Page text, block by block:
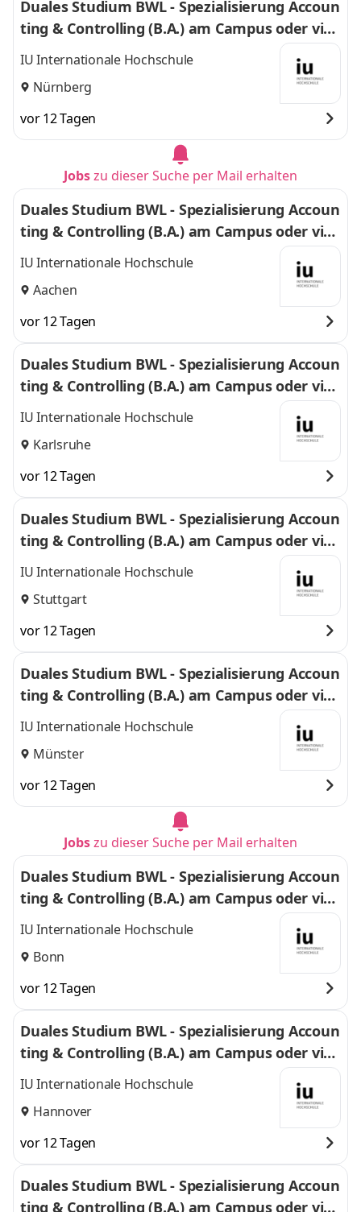
Duales Studium BWL - Spezialisierung Accoun
ting & Controlling (B.A.) am Campus oder virt
uell
IU Internationale Hochschule
Nürnberg
vor 12 Tagen
Jobszu dieser Suche per Mail erhalten
Duales Studium BWL - Spezialisierung Accoun
ting & Controlling (B.A.) am Campus oder virt
uell
IU Internationale Hochschule
Aachen
vor 12 Tagen
Duales Studium BWL - Spezialisierung Accoun
ting & Controlling (B.A.) am Campus oder virt
uell
IU Internationale Hochschule
Karlsruhe
vor 12 Tagen
Duales Studium BWL - Spezialisierung Accoun
ting & Controlling (B.A.) am Campus oder virt
uell
IU Internationale Hochschule
Stuttgart
vor 12 Tagen
Duales Studium BWL - Spezialisierung Accoun
ting & Controlling (B.A.) am Campus oder virt
uell
IU Internationale Hochschule
Münster
vor 12 Tagen
Jobszu dieser Suche per Mail erhalten
Duales Studium BWL - Spezialisierung Accoun
ting & Controlling (B.A.) am Campus oder virt
uell
IU Internationale Hochschule
Bonn
vor 12 Tagen
Duales Studium BWL - Spezialisierung Accoun
ting & Controlling (B.A.) am Campus oder virt
uell
IU Internationale Hochschule
Hannover
vor 12 Tagen
Duales Studium BWL - Spezialisierung Accoun
ting & Controlling (B.A.) am Campus oder virt